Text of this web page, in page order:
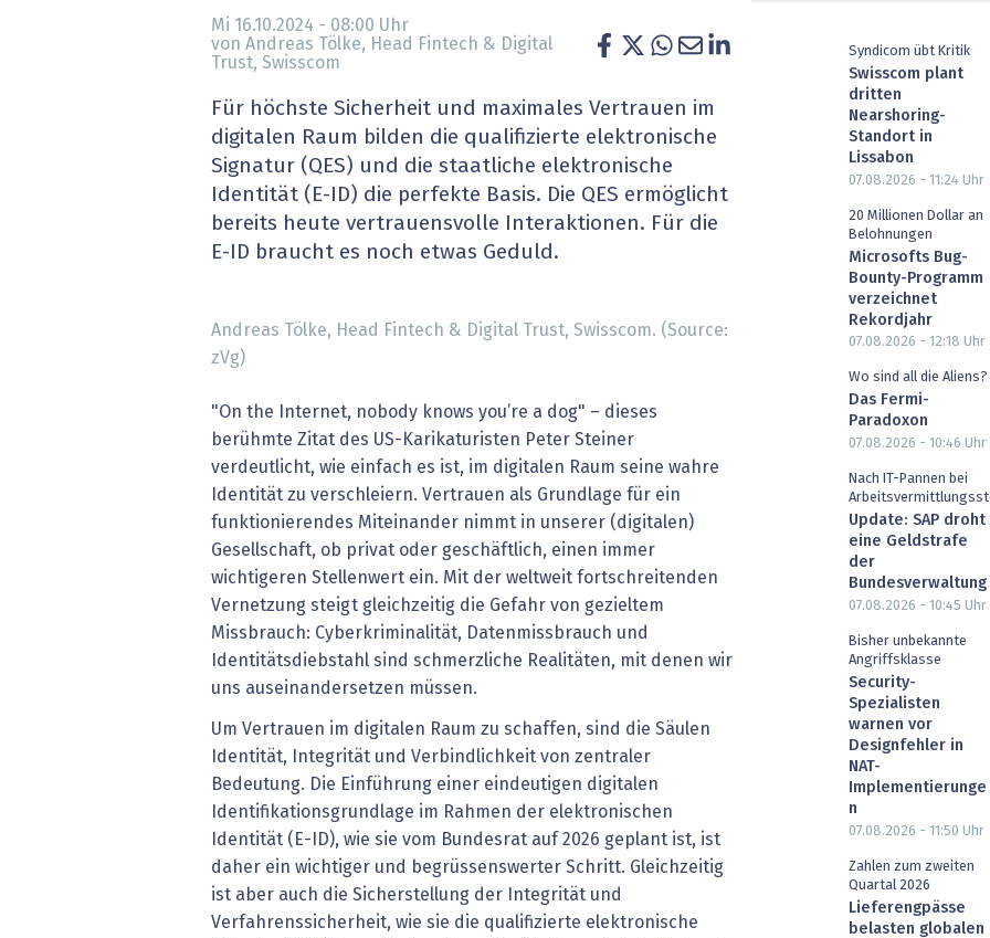
» alle News
EU-DSGVO
XaaS, Managed Services & Co.
Digital Banking
Artificial Intelligence
Finance 2030
Fintech & Insurtech
Professional AV & Digital Signage
Mi 16.10.2024 - 08:00 Uhr
von Andreas ­Tölke, Head Fintech & Digital
Trust, Swisscom
Für höchste Sicherheit und maximales Vertrauen im
digitalen Raum bilden die qualifizierte elektronische
Signatur (QES) und die staatliche elektronische
Identität (E-ID) die perfekte Basis. Die QES ermöglicht
bereits heute vertrauensvolle Interaktionen. Für die
E-ID braucht es noch etwas Geduld.
Andreas ­Tölke, Head Fintech & Digital Trust, Swisscom. (Source:
zVg)
"On the Internet, nobody knows you’re a dog" – dieses
berühmte Zitat des US-Karikaturisten Peter Steiner
verdeutlicht, wie einfach es ist, im digitalen Raum seine wahre
Identität zu verschleiern. Vertrauen als Grundlage für ein
funktionierendes Miteinander nimmt in unserer (digitalen)
Gesellschaft, ob privat oder geschäftlich, einen immer
wichtigeren Stellenwert ein. Mit der weltweit fortschreitenden
Vernetzung steigt gleichzeitig die Gefahr von gezieltem
Missbrauch: Cyberkriminalität, Datenmissbrauch und
Identitätsdiebstahl sind schmerzliche Realitäten, mit denen wir
uns auseinandersetzen müssen.
Um Vertrauen im digitalen Raum zu schaffen, sind die Säulen
Identität, Integrität und Verbindlichkeit von zentraler
Bedeutung. Die Einführung einer eindeutigen digitalen
Identifikationsgrundlage im Rahmen der elektronischen
Identität (E-ID), wie sie vom Bundesrat auf 2026 geplant ist, ist
daher ein wichtiger und begrüssenswerter Schritt. Gleichzeitig
ist aber auch die Sicherstellung der Integrität und
Verfahrenssicherheit, wie sie die qualifizierte elektronische
Syndicom übt Kritik
Swisscom plant
dritten
Nearshoring-
Standort in
Lissabon
07.08.2026 - 11:24 Uhr
20 Millionen Dollar an
Belohnungen
Microsofts Bug-
Bounty-Programm
verzeichnet
Rekordjahr
07.08.2026 - 12:18 Uhr
Wo sind all die Aliens?
Das Fermi-
Paradoxon
07.08.2026 - 10:46 Uhr
Nach IT-Pannen bei
Update: SAP droht
eine Geldstrafe
der
Bundesverwaltung
07.08.2026 - 10:45 Uhr
Bisher unbekannte
Angriffsklasse
Security-
Spezialisten
warnen vor
Designfehler in
NAT-
Implementierunge
n
07.08.2026 - 11:50 Uhr
Zahlen zum zweiten
Quartal 2026
Lieferengpässe
belasten globalen